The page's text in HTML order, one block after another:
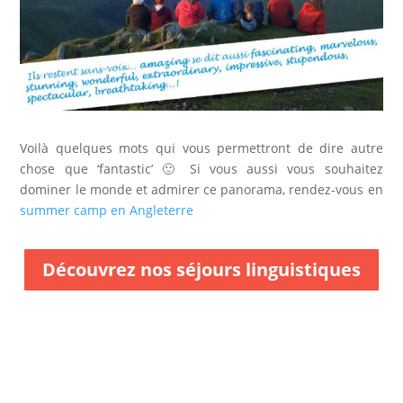
Voilà quelques mots qui vous permettront de dire autre
chose que ‘fantastic’ 🙂 Si vous aussi vous souhaitez
dominer le monde et admirer ce panorama, rendez-vous en
summer camp en Angleterre
Découvrez nos séjours linguistiques